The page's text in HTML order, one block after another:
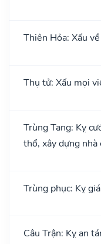
Thiên Hỏa: Xấu
Thụ tử: Xấu mọi
Trùng Tang: Kỵ
thổ, xây dựng nhà
Trùng phục: Kỵ
Câu Trận: Kỵ an